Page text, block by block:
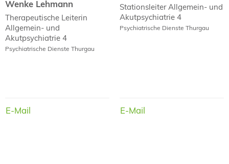
Wenke Lehmann
Therapeutische Leiterin
Allgemein- und
Akutpsychiatrie 4
Psychiatrische Dienste Thurgau
E-Mail
E-Mail
Stationsleiter Allgemein- und
Akutpsychiatrie 4
Psychiatrische Dienste Thurgau
E-Mail
E-Mail